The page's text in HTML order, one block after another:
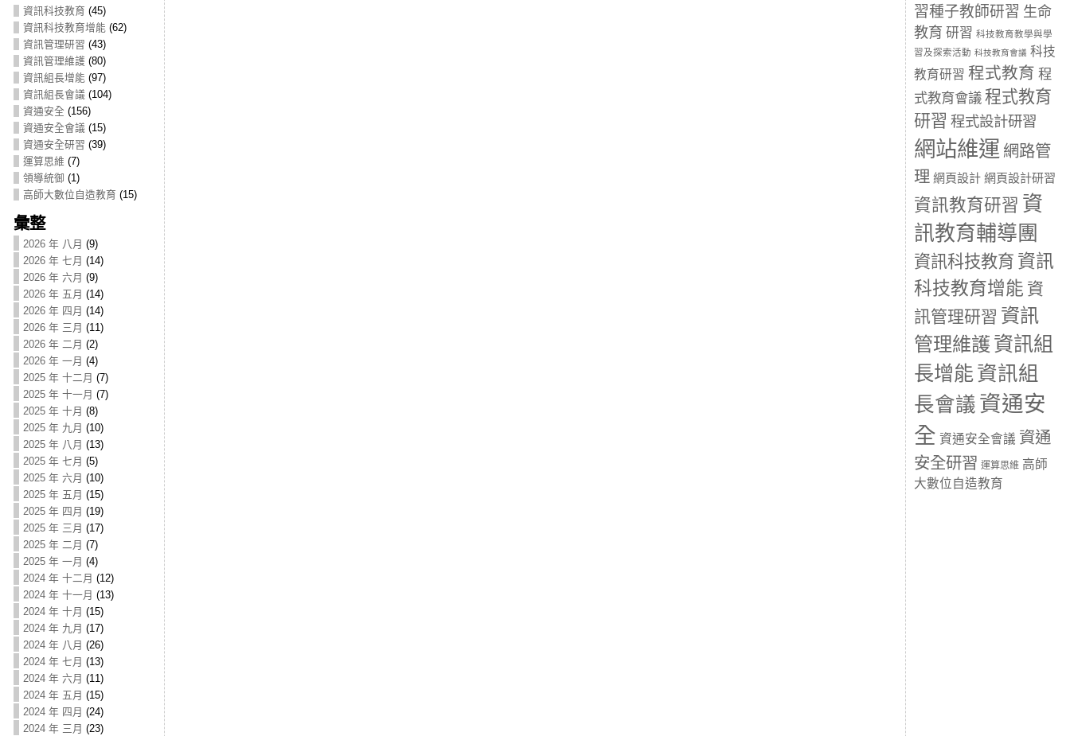
資訊科技教育 (45)
資訊科技教育增能(62)
資訊管理研習 (43)
資訊管理維護(80)
資訊組長增能(97)
資訊組長會議 (104)
資通安全 (156)
資通安全會議 (15)
資通安全研習 (39)
運算思維 (7)
領導統御 (1)
高師大數位自造教育 (15)
彙整
2026 年 八月 (9)
2026 年 七月 (14)
2026 年 六月 (9)
2026 年 五月 (14)
2026 年 四月 (14)
2026 年 三月 (11)
2026 年 二月 (2)
2026 年 一月 (4)
2025 年 十二月 (7)
2025 年 十一月 (7)
2025 年 十月 (8)
2025 年 九月 (10)
2025 年 八月 (13)
2025 年 七月 (5)
2025 年 六月 (10)
2025 年 五月 (15)
2025 年 四月 (19)
2025 年 三月 (17)
2025 年 二月 (7)
2025 年 一月 (4)
2024 年 十二月 (12)
2024 年 十一月 (13)
2024 年 十月 (15)
2024 年 九月 (17)
2024 年 八月 (26)
2024 年 七月 (13)
2024 年 六月 (11)
2024 年 五月 (15)
2024 年 四月 (24)
2024 年 三月 (23)
習種子教師研習 生命
教育 研習 科技教育教學與學
習及探索活動 科技教育會議 科技
教育研習 程式教育 程
式教育會議 程式教育
研習 程式設計研習
網站維運 網路管
理 網頁設計 網頁設計研習
資訊教育研習 資
訊教育輔導團
資訊科技教育 資訊
科技教育增能 資
訊管理研習 資訊
管理維護 資訊組
長增能資訊組
長會議 資通安
全 資通安全會議 資通
安全研習 運算思維 高師
大數位自造教育